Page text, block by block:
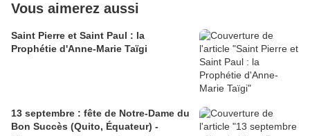
Vous aimerez aussi
Saint Pierre et Saint Paul : la
Prophétie d'Anne-Marie Taïgi
13 septembre : fête de Notre-Dame du
Bon Succès (Quito, Équateur) -